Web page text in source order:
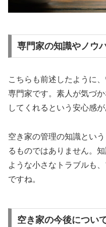
専門家の知識やノウ
こちらも前述したように
専門家です。素人が気づ
してくれるという安心感が
空き家の管理の知識とい
るものではありません。
ような小さなトラブルも
ですね。
空き家の今後につい